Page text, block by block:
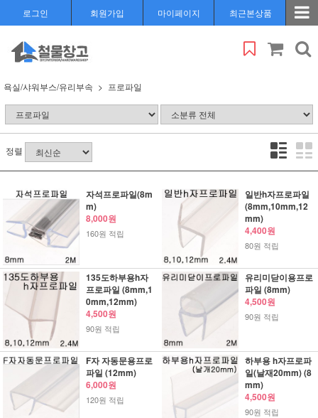
로그인 회원가입 마이페이지 최근본상품
욕실/샤워부스/유리부속 프로파일
정렬
자석프로파일(8m
m)
8,000원
160원 적립
일반h자프로파일
(8mm,10mm,12
mm)
4,400원
80원 적립
135도하부용h자
프로파일 (8mm,1
0mm,12mm)
4,500원
90원 적립
유리미닫이용프로
파일 (8mm)
4,500원
90원 적립
F자 자동문용프로
파일 (12mm)
6,000원
120원 적립
하부용 h자프로파
일(날재20mm) (8
mm)
4,500원
90원 적립